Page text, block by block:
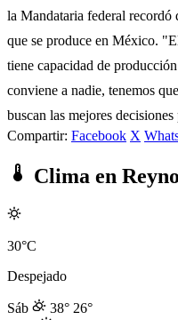
la Mandataria federal
que se produce en México.
tiene capacidad de
conviene a nadie, tenemos
buscan las mejores
Compartir: Facebook X
Clima en
30°C
Despejado
Sáb 38° 26°